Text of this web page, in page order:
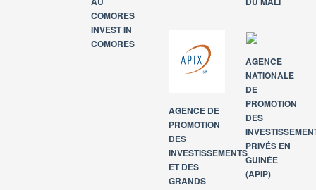
COMORES
INVEST IN
COMORES
AGENCE DE
PROMOTION
DES
INVESTISSEMENTS
ET DES
GRANDS
AGENCE
NATIONALE
DE
PROMOTION
DES
PRIVÉS EN
GUINÉE
(APIP)